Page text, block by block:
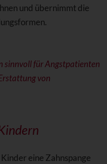
und übernimmt die
sinnvoll für Angstpatienten
von
eine Zahnspange